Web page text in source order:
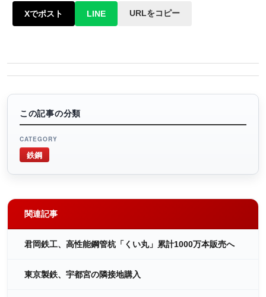
Xでポスト LINE URLをコピー
この記事の分類
CATEGORY
鉄鋼
関連記事
君岡鉄工、高性能鋼管杭「くい丸」累計1000万本販売へ
東京製鉄、宇都宮の隣接地購入